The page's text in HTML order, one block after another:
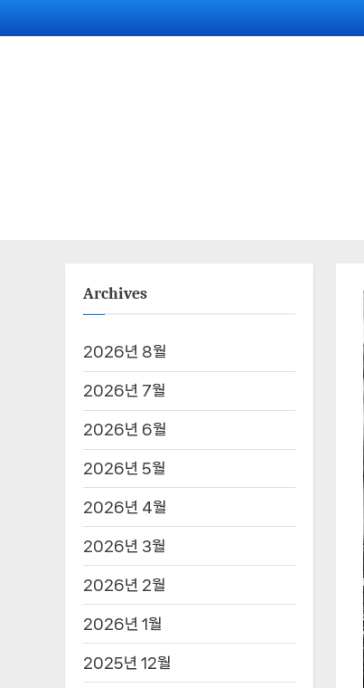
to
Archives
2026년 8월
2026년 7월
2026년 6월
2026년 5월
2026년 4월
2026년 3월
2026년 2월
2026년 1월
2025년 12월